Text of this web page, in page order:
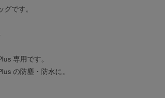
です。
専用です。
の防塵・防水に。